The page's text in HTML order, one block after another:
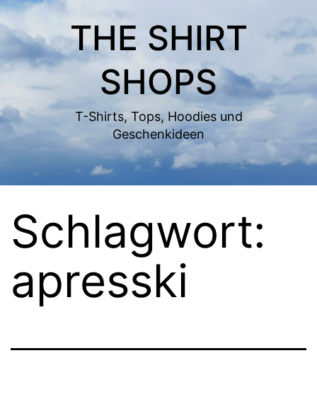
Zum
Inhalt
springen
THE SHIRT
SHOPS
T-Shirts, Tops, Hoodies und
Geschenkideen
Schlagwort:
apresski